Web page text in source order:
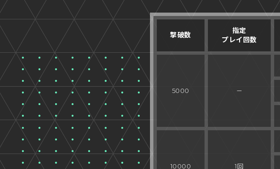
撃破数
指定
プレイ回数
5000 －
10000 1回